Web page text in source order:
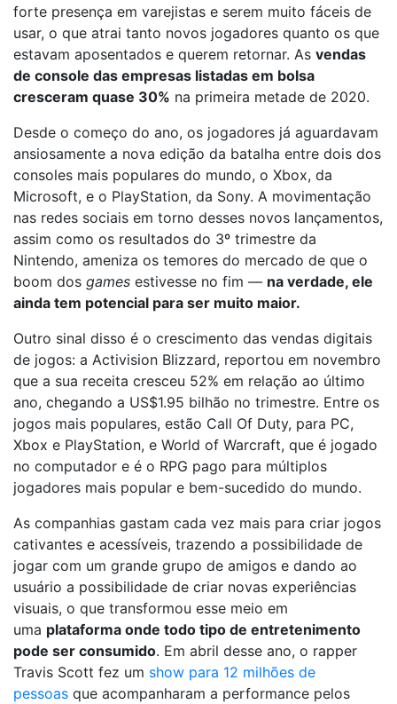
forte presença em varejistas e serem muito fáceis de
usar, o que atrai tanto novos jogadores quanto os que
estavam aposentados e querem retornar. As vendas
de console das empresas listadas em bolsa
cresceram quase 30% na primeira metade de 2020.
Desde o começo do ano, os jogadores já aguardavam
ansiosamente a nova edição da batalha entre dois dos
consoles mais populares do mundo, o Xbox, da
Microsoft, e o PlayStation, da Sony. A movimentação
nas redes sociais em torno desses novos lançamentos,
assim como os resultados do 3º trimestre da
Nintendo, ameniza os temores do mercado de que o
boom dos games estivesse no fim — na verdade, ele
ainda tem potencial para ser muito maior.
Outro sinal disso é o crescimento das vendas digitais
de jogos: a Activision Blizzard, reportou em novembro
que a sua receita cresceu 52% em relação ao último
ano, chegando a US$1.95 bilhão no trimestre. Entre os
jogos mais populares, estão Call Of Duty, para PC,
Xbox e PlayStation, e World of Warcraft, que é jogado
no computador e é o RPG pago para múltiplos
jogadores mais popular e bem-sucedido do mundo.
As companhias gastam cada vez mais para criar jogos
cativantes e acessíveis, trazendo a possibilidade de
jogar com um grande grupo de amigos e dando ao
usuário a possibilidade de criar novas experiências
visuais, o que transformou esse meio em
uma plataforma onde todo tipo de entretenimento
pode ser consumido. Em abril desse ano, o rapper
Travis Scott fez um show para 12 milhões de
pessoas que acompanharam a performance pelos